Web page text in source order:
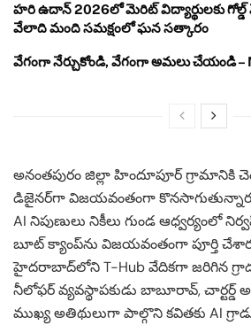
హరి ఉదాన్ 2026లో మెరిట్ విద్యార్థులకు గోల్డ్
వేలాది మంది సమక్షంలో ఘన సత్కారం
వేగంగా నేర్చుకోండి, వేగంగా అమలు చేయండి –
అనంతపురం జిల్లా హిందూపూర్ గ్రామానికి
డిజైనర్‌గా విజయవంతంగా
AI నిపుణులు నికీలు గుండ ఆధ్వర్యంలో
బూట్ క్యాంప్‌ను విజయవంతంగా పూర్తి
హైదరాబాద్‌లోని T-Hub వేదికగా జరిగిన
నీలోఫర్ వ్యవస్థాపకుడు బాబూరావ్, చార్టర్డ్
ముఖ్య అతిథులుగా పాల్గొని కవితకు AI